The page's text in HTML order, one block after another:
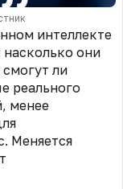
интеллекте
они
ли
реального
менее
Меняется